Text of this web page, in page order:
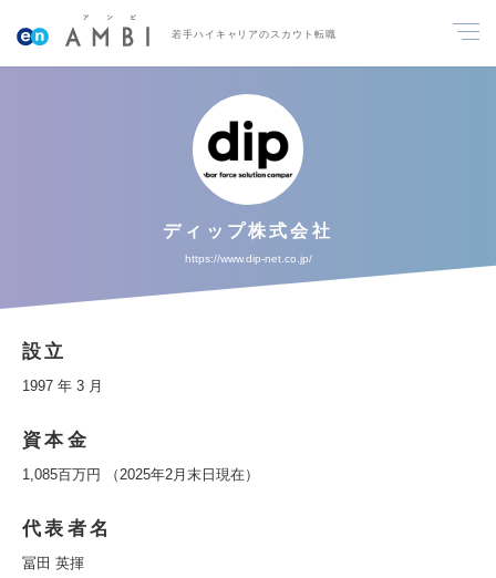
若手ハイキャリアのスカウト転職
ディップ株式会社
https://www.dip-net.co.jp/
設立
1997 年 3 月
資本金
1,085百万円 （2025年2月末日現在）
代表者名
冨田 英揮